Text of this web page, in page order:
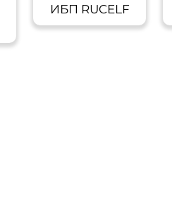
ИБП RUCELF